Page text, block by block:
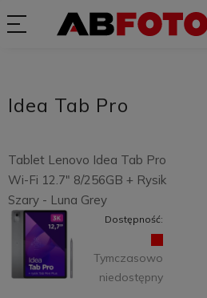
Idea Tab Pro
Tablet Lenovo Idea Tab Pro
Wi-Fi 12.7" 8/256GB + Rysik
Szary - Luna Grey
Dostępność:
Tymczasowo
niedostępny